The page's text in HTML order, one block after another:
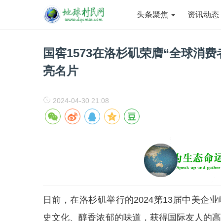
头条聚焦 资讯动态
国窖1573在洛杉矶荣膺“全球消
亮名片
2024-04-30 21:08
日前，在洛杉矶举行的2024第13届中美企
史文化、醇香浓郁的味道，获得国际友人的